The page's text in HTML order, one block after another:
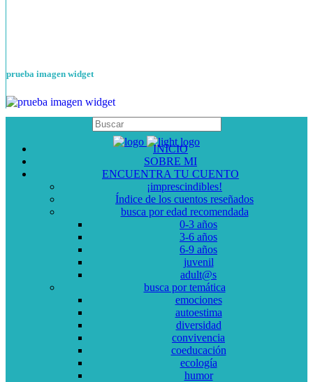
prueba imagen widget
INICIO
SOBRE MI
ENCUENTRA TU CUENTO
¡imprescindibles!
Índice de los cuentos reseñados
busca por edad recomendada
0-3 años
3-6 años
6-9 años
juvenil
adult@s
busca por temática
emociones
autoestima
diversidad
convivencia
coeducación
ecología
humor